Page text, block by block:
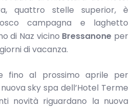
quattro stelle superior, è
campagna e laghetto
di Naz vicino Bressanone per
di vacanza.
fino al prossimo aprile per
sky spa dell’Hotel Terme
novità riguardano la nuova